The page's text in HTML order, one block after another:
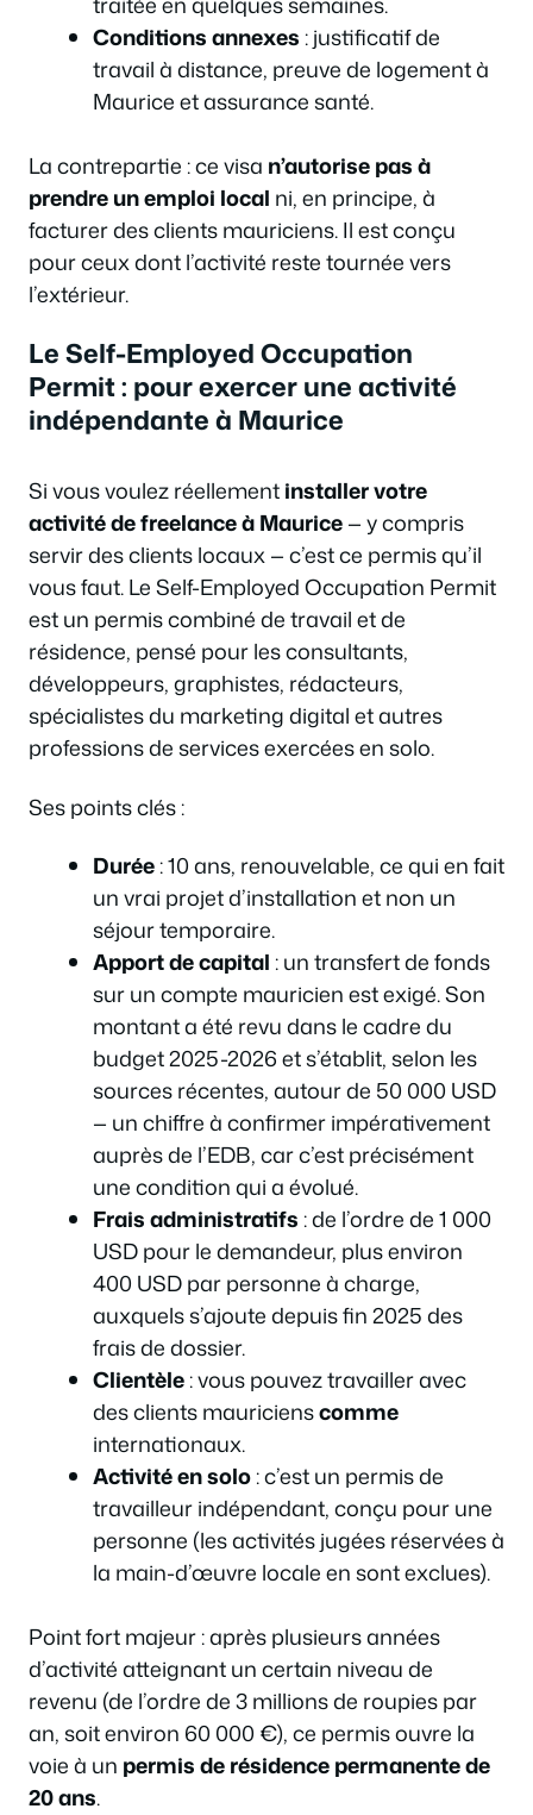
Conditions annexes : justificatif de
travail à distance, preuve de logement à
Maurice et assurance santé.
La contrepartie : ce visa n’autorise pas à
prendre un emploi local ni, en principe, à
facturer des clients mauriciens. Il est conçu
pour ceux dont l’activité reste tournée vers
l’extérieur.
Le Self-Employed Occupation
Permit : pour exercer une activité
indépendante à Maurice
Si vous voulez réellementinstaller votre
activité de freelance à Maurice— y compris
servir des clients locaux — c’est ce permis qu’il
vous faut. Le Self-Employed Occupation Permit
est un permis combiné de travail et de
résidence, pensé pour les consultants,
développeurs, graphistes, rédacteurs,
spécialistes du marketing digital et autres
professions de services exercées en solo.
Ses points clés :
Durée: 10 ans, renouvelable, ce qui en fait
un vrai projet d’installation et non un
séjour temporaire.
Apport de capital : un transfert de fonds
sur un compte mauricien est exigé. Son
montant a été revu dans le cadre du
budget 2025-2026 et s’établit, selon les
sources récentes, autour de 50 000 USD
— un chiffre à confirmer impérativement
auprès de l’EDB, car c’est précisément
une condition qui a évolué.
Frais administratifs : de l’ordre de 1 000
USD pour le demandeur, plus environ
400 USD par personne à charge,
auxquels s’ajoute depuis fin 2025 des
frais de dossier.
Clientèle: vous pouvez travailler avec
des clients mauricienscomme
internationaux.
Activité en solo: c’est un permis de
travailleur indépendant, conçu pour une
personne (les activités jugées réservées à
la main-d’œuvre locale en sont exclues).
Point fort majeur : après plusieurs années
d’activité atteignant un certain niveau de
revenu (de l’ordre de 3 millions de roupies par
an, soit environ 60 000 €), ce permis ouvre la
voie à un permis de résidence permanente de
20 ans.